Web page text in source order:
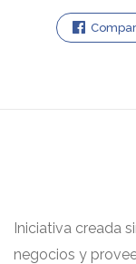
Iniciativa creada
negocios y